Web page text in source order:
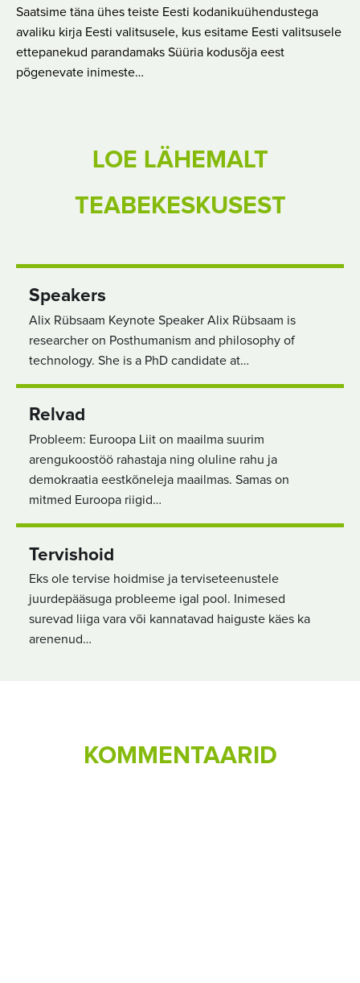
Saatsime täna ühes teiste Eesti kodanikuühendustega
avaliku kirja Eesti valitsusele, kus esitame Eesti valitsusele
ettepanekud parandamaks Süüria kodusõja eest
põgenevate inimeste…
LOE LÄHEMALT
TEABEKESKUSEST
Speakers
Alix Rübsaam Keynote Speaker Alix Rübsaam is
researcher on Posthumanism and philosophy of
technology. She is a PhD candidate at…
Relvad
Probleem: Euroopa Liit on maailma suurim
arengukoostöö rahastaja ning oluline rahu ja
demokraatia eestkõneleja maailmas. Samas on
mitmed Euroopa riigid…
Tervishoid
Eks ole tervise hoidmise ja terviseteenustele
juurdepääsuga probleeme igal pool. Inimesed
surevad liiga vara või kannatavad haiguste käes ka
arenenud…
KOMMENTAARID